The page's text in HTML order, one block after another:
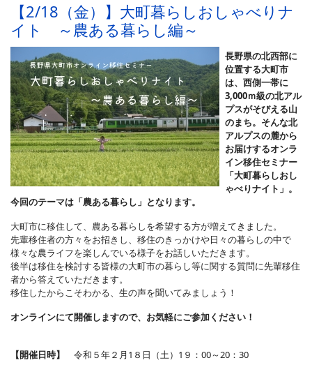
【2/18（金）】大町暮らしおしゃべりナ
イト ～農ある暮らし編～
長野県の北西部に
位置する大町市
は、西側一帯に
3,000ｍ級の北アル
プスがそびえる山
のまち。そんな北
アルプスの麓から
お届けするオンラ
イン移住セミナー
「大町暮らしおし
ゃべりナイト」。
今回のテーマは「農ある暮らし」となります。
大町市に移住して、農ある暮らしを希望する方が増えてきました。
先輩移住者の方々をお招きし、移住のきっかけや日々の暮らしの中で
様々な農ライフを楽しんでいる様子をお話しいただきます。
後半は移住を検討する皆様の大町市の暮らし等に関する質問に先輩移住
者から答えていただきます。
移住したからこそわかる、生の声を聞いてみましょう！
オンラインにて開催しますので、お気軽にご参加ください！
【開催日時】
令和５年２月1８日（土）1９：00～20：30